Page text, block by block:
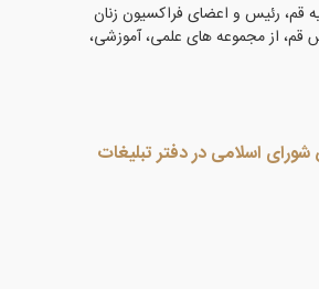
قم، رئیس و اعضای فراکسیون زنان
از مجموعه های علمی، آموزشی،
اسلامی در دفتر تبلیغات